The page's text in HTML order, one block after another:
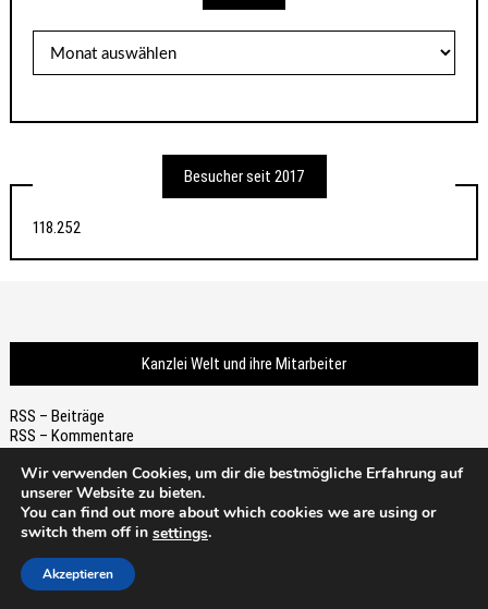
Besucher seit 2017
118.252
Kanzlei Welt und ihre Mitarbeiter
RSS – Beiträge
RSS – Kommentare
Thema vonScissor Themes
Wir verwenden Cookies, um dir die bestmögliche Erfahrung auf
unserer Website zu bieten.
You can find out more about which cookies we are using or
switch them off in settings.
Akzeptieren